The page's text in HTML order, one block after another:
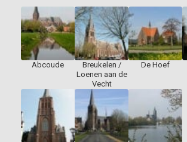
Abcoude
Breukelen /
Loenen aan de
Vecht
De Hoef